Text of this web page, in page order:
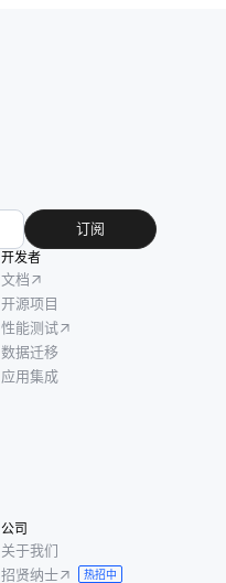
订阅
开发者
文档
开源项目
性能测试
数据迁移
应用集成
公司
关于我们
招贤纳士
热招中